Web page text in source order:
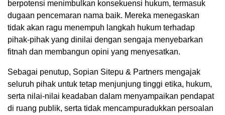
berpotensi menimbulkan konsekuensi hukum, termasuk
dugaan pencemaran nama baik. Mereka menegaskan
tidak akan ragu menempuh langkah hukum terhadap
pihak-pihak yang dinilai dengan sengaja menyebarkan
fitnah dan membangun opini yang menyesatkan.
Sebagai penutup, Sopian Sitepu & Partners mengajak
seluruh pihak untuk tetap menjunjung tinggi etika, hukum,
serta nilai-nilai keadaban dalam menyampaikan pendapat
di ruang publik, serta tidak mencampuradukkan persoalan